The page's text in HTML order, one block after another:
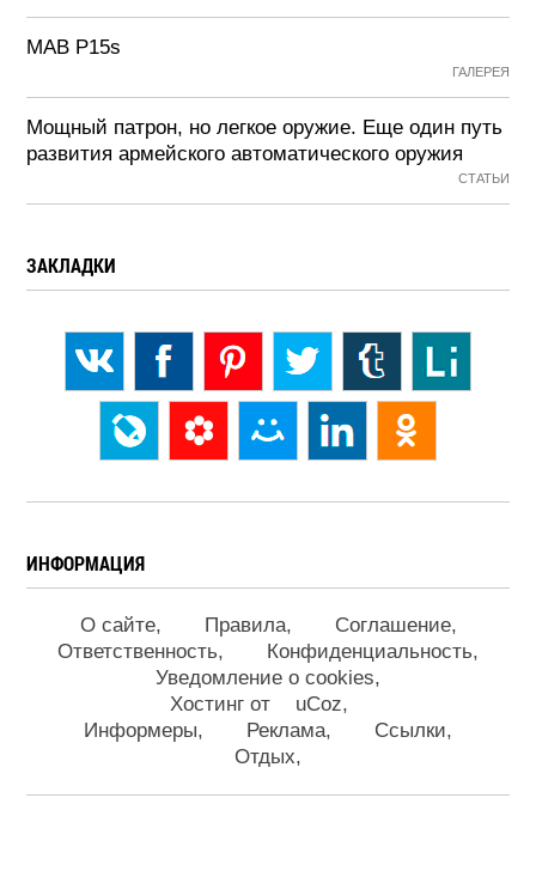
MAB P15s
ГАЛЕРЕЯ
Мощный патрон, но легкое оружие. Еще один путь
развития армейского автоматического оружия
СТАТЬИ
ЗАКЛАДКИ
ИНФОРМАЦИЯ
О сайте Правила
Соглашение
Ответственность
Конфиденциальность
Уведомление о cookies
Хостинг от
uCoz
Информеры
Реклама
Ссылки
Отдых